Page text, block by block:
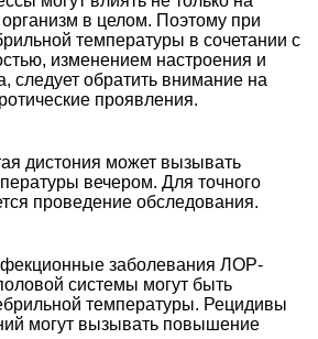
организм в целом. Поэтому при
температуры в сочетании с
изменением настроения и
следует обратить внимание на
проявления.
дистония может вызывать
вечером. Для точного
проведение обследования.
заболевания ЛОР-
системы могут быть
температуры. Рецидивы
могут вызывать повышение